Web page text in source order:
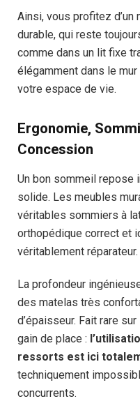
Ainsi, vous profitez
durable, qui reste
comme dans un lit fixe
élégamment dans le
votre espace de vie.
Ergonomie,
Concession
Un bon sommeil repose
solide. Les meubles
véritables sommiers à
orthopédique correct et
véritablement réparateur.
La profondeur
des matelas très
d’épaisseur. Fait rare
gain de place :
ressorts est ici
techniquement
concurrents.